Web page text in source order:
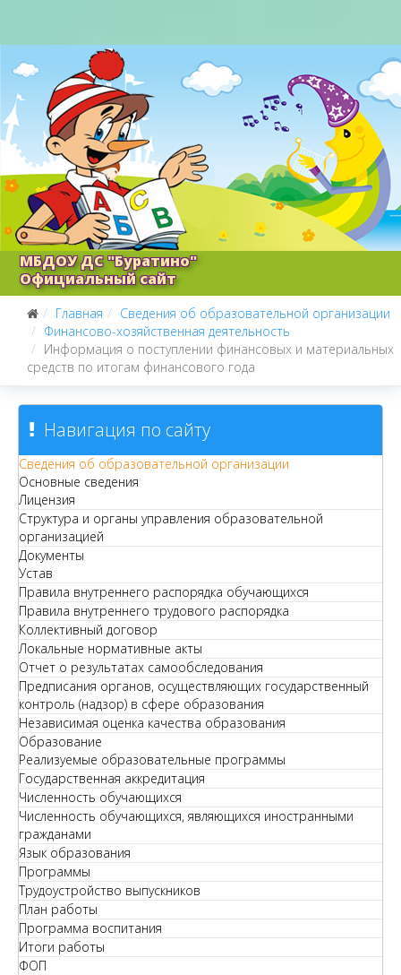
МБДОУ ДС "Буратино"
Официальный сайт
Главная
Сведения об образовательной организации
Финансово-хозяйственная деятельность
Информация о поступлении финансовых и материальных
средств по итогам финансового года
Навигация по сайту
Сведения об образовательной организации
Основные сведения
Лицензия
Структура и органы управления образовательной
организацией
Документы
Устав
Правила внутреннего распорядка обучающихся
Правила внутреннего трудового распорядка
Коллективный договор
Локальные нормативные акты
Отчет о результатах самообследования
Предписания органов, осуществляющих государственный
контроль (надзор) в сфере образования
Независимая оценка качества образования
Образование
Реализуемые образовательные программы
Государственная аккредитация
Численность обучающихся
Численность обучающихся, являющихся иностранными
гражданами
Язык образования
Программы
Трудоустройство выпускников
План работы
Программа воспитания
Итоги работы
ФОП